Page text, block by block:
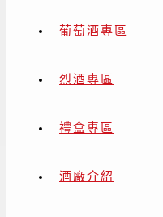
葡萄酒專區
烈酒專區
禮盒專區
酒廠介紹